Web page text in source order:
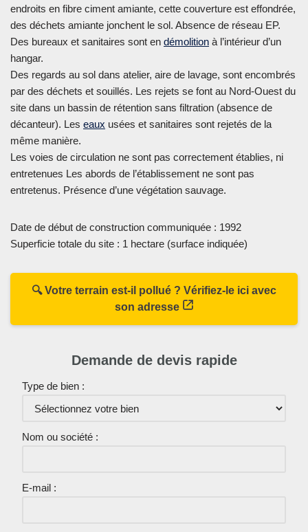
endroits en fibre ciment amiante, cette couverture est effondrée,
des déchets amiante jonchent le sol. Absence de réseau EP.
Des bureaux et sanitaires sont en démolition à l’intérieur d’un
hangar.
Des regards au sol dans atelier, aire de lavage, sont encombrés
par des déchets et souillés. Les rejets se font au Nord-Ouest du
site dans un bassin de rétention sans filtration (absence de
décanteur). Les eaux usées et sanitaires sont rejetés de la
même manière.
Les voies de circulation ne sont pas correctement établies, ni
entretenues Les abords de l’établissement ne sont pas
entretenus. Présence d’une végétation sauvage.
Date de début de construction communiquée : 1992
Superficie totale du site : 1 hectare (surface indiquée)
🔍 Votre terrain est-il pollué ? Vérifiez-le ici avec
son adresse
Demande de devis rapide
Type de bien :
Nom ou société :
E-mail :